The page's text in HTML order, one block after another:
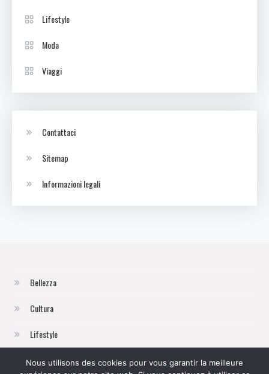
Lifestyle
Moda
Viaggi
Contattaci
Sitemap
Informazioni legali
Bellezza
Cultura
Lifestyle
Moda
Nous utilisons des cookies pour vous garantir la meilleure